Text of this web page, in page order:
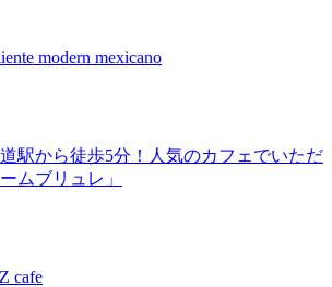
modern mexicano
道駅から徒歩5分！人気のカフェでいただ
ムブリュレ」
cafe